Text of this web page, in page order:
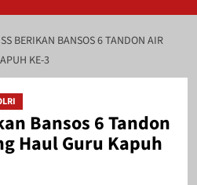
BERIKAN BANSOS 6 TANDON AIR
KE-3
Bansos 6 Tandon
Haul Guru Kapuh